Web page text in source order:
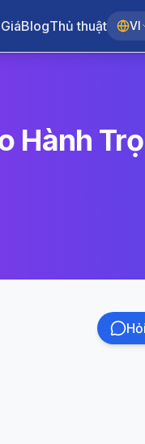
BlogThủ thuật VI
Hành